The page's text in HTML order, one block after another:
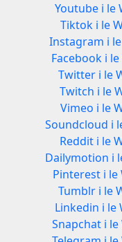
Youtube i le
Tiktok i le
Instagram i le
Facebook i le
Twitter i le
Twitch i le
Vimeo i le
Soundcloud i
Reddit i le
Dailymotion i
Pinterest i le
Tumblr i le
Linkedin i le
Snapchat i le